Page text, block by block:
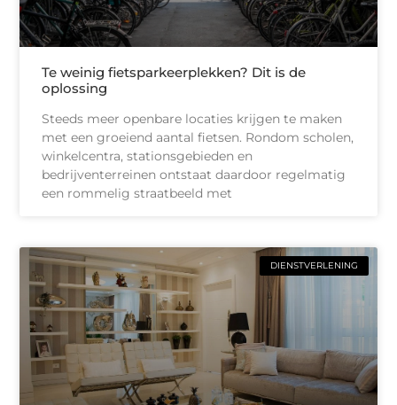
Te weinig fietsparkeerplekken? Dit is de
oplossing
Steeds meer openbare locaties krijgen te maken
met een groeiend aantal fietsen. Rondom scholen,
winkelcentra, stationsgebieden en
bedrijventerreinen ontstaat daardoor regelmatig
een rommelig straatbeeld met
DIENSTVERLENING